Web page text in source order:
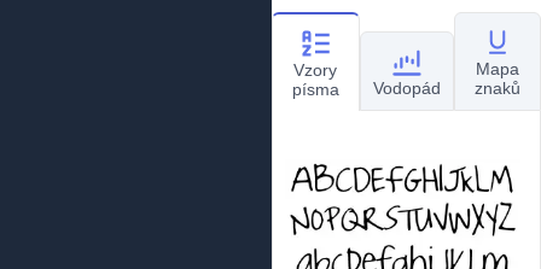
Vzory
písma
Vodopád
Mapa
znaků